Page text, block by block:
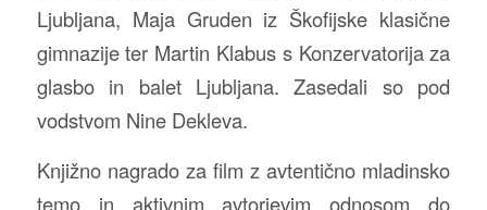
Ljubljana, Maja Gruden iz Škofijske klasične
gimnazije ter Martin Klabus s Konzervatorija za
glasbo in balet Ljubljana. Zasedali so pod
vodstvom Nine Dekleva.
Knjižno nagrado za film z avtentično mladinsko
temo in aktivnim avtorjevim odnosom do